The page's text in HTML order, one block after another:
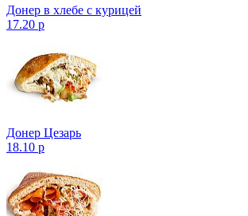
Донер в хлебе с курицей
17.20 р
Донер Цезарь
18.10 р